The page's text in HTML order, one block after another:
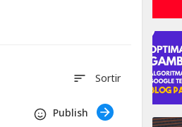
sort Sortir
Publish